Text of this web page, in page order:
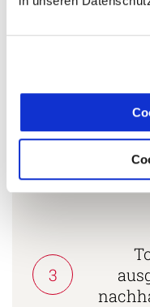
1
25
2
3